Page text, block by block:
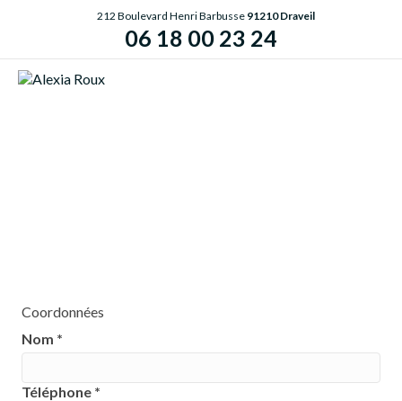
212 Boulevard Henri Barbusse 91210 Draveil
06 18 00 23 24
Coordonnées
Nom *
Téléphone *